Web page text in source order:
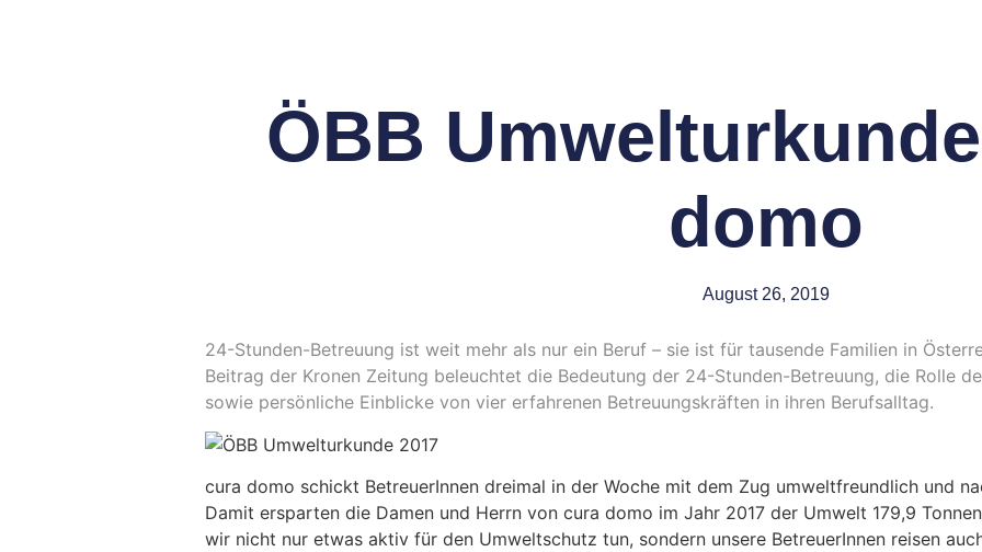
ÖBB
domo
August 26, 2019
24-Stunden-Betreuung ist weit mehr als nur ein Beruf – sie ist für tausende Familien in
Beitrag der Kronen Zeitung beleuchtet die Bedeutung der 24-Stunden-Betreuung, die Rolle
sowie persönliche Einblicke von vier erfahrenen Betreuungskräften in ihren Berufsalltag.
cura domo schickt BetreuerInnen dreimal in der Woche mit dem Zug umweltfreundlich und
Damit ersparten die Damen und Herrn von cura domo im Jahr 2017 der Umwelt 179,9
wir nicht nur etwas aktiv für den Umweltschutz tun, sondern unsere BetreuerInnen reisen